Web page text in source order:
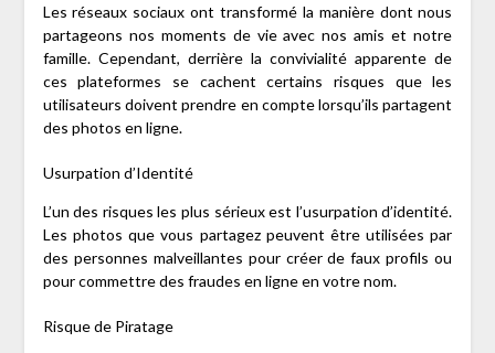
Les réseaux sociaux ont transformé la manière dont nous
partageons nos moments de vie avec nos amis et notre
famille. Cependant, derrière la convivialité apparente de
ces plateformes se cachent certains risques que les
utilisateurs doivent prendre en compte lorsqu’ils partagent
des photos en ligne.
Usurpation d’Identité
L’un des risques les plus sérieux est l’usurpation d’identité.
Les photos que vous partagez peuvent être utilisées par
des personnes malveillantes pour créer de faux profils ou
pour commettre des fraudes en ligne en votre nom.
Risque de Piratage